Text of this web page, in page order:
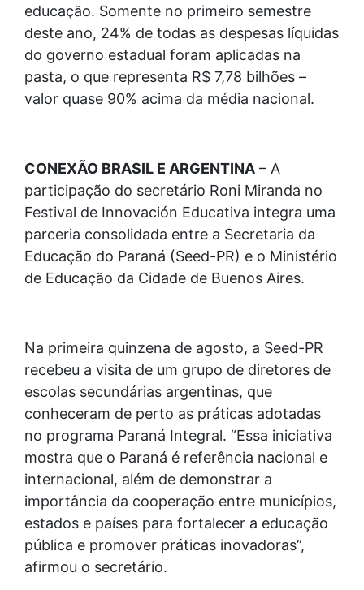
educação. Somente no primeiro semestre
deste ano, 24% de todas as despesas líquidas
do governo estadual foram aplicadas na
pasta, o que representa R$ 7,78 bilhões –
valor quase 90% acima da média nacional.
CONEXÃO BRASIL E ARGENTINA – A
participação do secretário Roni Miranda no
Festival de Innovación Educativa integra uma
parceria consolidada entre a Secretaria da
Educação do Paraná (Seed-PR) e o Ministério
de Educação da Cidade de Buenos Aires.
Na primeira quinzena de agosto, a Seed-PR
recebeu a visita de um grupo de diretores de
escolas secundárias argentinas, que
conheceram de perto as práticas adotadas
no programa Paraná Integral. “Essa iniciativa
mostra que o Paraná é referência nacional e
internacional, além de demonstrar a
importância da cooperação entre municípios,
estados e países para fortalecer a educação
pública e promover práticas inovadoras”,
afirmou o secretário.